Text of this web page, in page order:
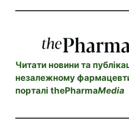
Читати новини та
незалежному
порталі thePharmaMedia